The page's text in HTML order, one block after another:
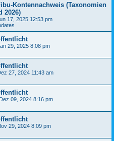
Kontennachweis (Taxonomien
2026)
17, 2025 12:53 pm
29, 2025 8:08 pm
27, 2024 11:43 am
09, 2024 8:16 pm
29, 2024 8:09 pm